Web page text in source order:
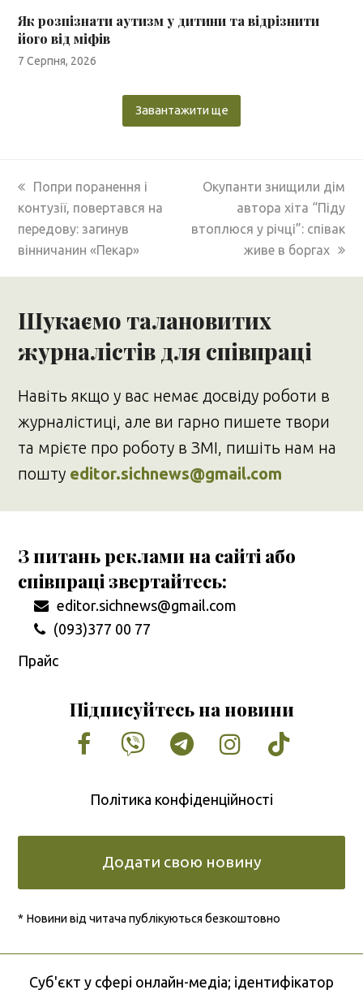
Як розпізнати аутизм у дитини та відрізнити
його від міфів
7 Серпня, 2026
Завантажити ще
previous
post:
Попри поранення і
контузії, повертався на
передову: загинув
вінничанин «Пекар»
next
Окупанти знищили дім
автора хіта “Піду
втоплюся у річці”: співак
живе в боргах
Шукаємо талановитих
журналістів для співпраці
Навіть якщо у вас немає досвіду роботи в
журналістиці, але ви гарно пишете твори
та мрієте про роботу в ЗМІ, пишіть нам на
пошту editor.sichnews@gmail.com
З питань реклами на сайті або
співпраці звертайтесь:
editor.sichnews@gmail.com
(093)377 00 77
Прайс
Підписуйтесь на новини
Facebook
VimeoTumblrInstagram
Tiktok
Політика конфіденційності
Додати свою новину
* Новини від читача публікуються безкоштовно
Cуб'єкт у сфері онлайн-медіа; ідентифікатор